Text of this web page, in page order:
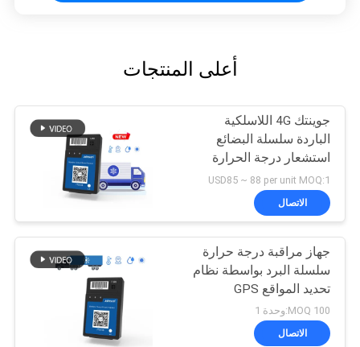
أعلى المنتجات
جوينتك 4G اللاسلكية
الباردة سلسلة البضائع
استشعار درجة الحرارة
والرطوبة GPS المقتفي
USD85 ~ 88 per unit MOQ:1
الاتصال
جهاز مراقبة درجة حرارة
سلسلة البرد بواسطة نظام
تحديد المواقع GPS
100 MOQ:وحدة 1
الاتصال